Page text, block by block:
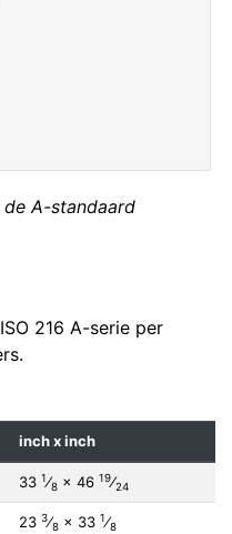
A-standaard
216 A-serie per
inch x inch
33 1⁄8 × 46 19⁄24
23 3⁄8 × 33 1⁄8